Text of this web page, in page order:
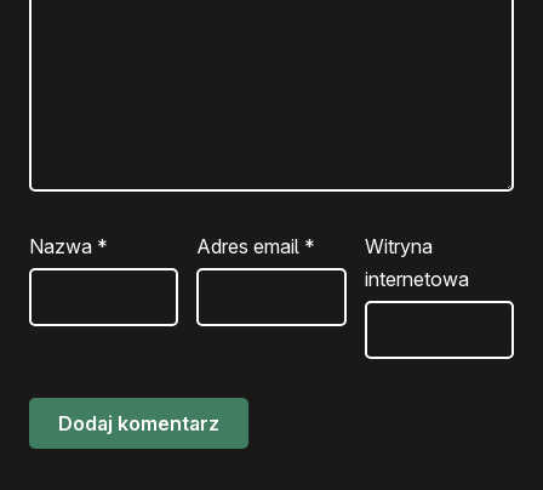
Nazwa * Adres email *
Witryna
internetowa